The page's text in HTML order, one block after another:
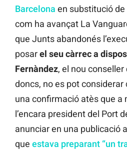
Barcelona en substitució de
com ha avançat La
que Junts abandonés
posarel seu càrrec a
Fernàndez, el nou
doncs, no es pot considerar
una confirmació atès que a
l’encara president del Port
anunciar en una publicació
que estava preparant “un